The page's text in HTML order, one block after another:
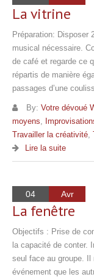
La vitrine
Préparation: Disposer
musical nécessaire.
de café et regarde ce
répartis de manière
passages d’une
By: Votre dévoué
moyens,
Travailler la créativité,
Lire la suite
04 Avr
La fenêtre
Objectifs : Prise de
la capacité de conter.
seul face au groupe. Il
événement que les